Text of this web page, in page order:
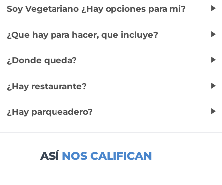
Soy Vegetariano ¿Hay opciones para mi?
¿Que hay para hacer, que incluye?
¿Donde queda?
¿Hay restaurante?
¿Hay parqueadero?
ASÍ NOS CALIFICAN